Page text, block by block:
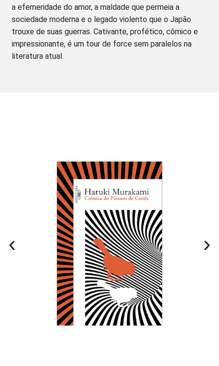
a efemeridade do amor, a maldade que permeia a
sociedade moderna e o legado violento que o Japão
trouxe de suas guerras. Cativante, profético, cômico e
impressionante, é um tour de force sem paralelos na
literatura atual.